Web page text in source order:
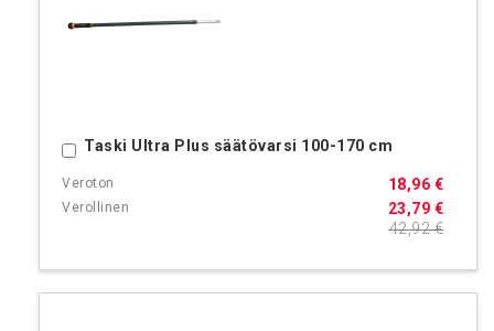
Taski Ultra Plus säätövarsi 100-170 cm
23,79 €
18,96 €
42,92 €
Ostoskoriin